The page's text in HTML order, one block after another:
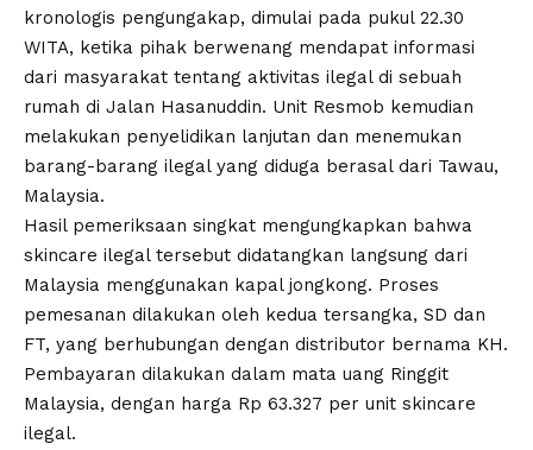
kronologis pengungakap, dimulai pada pukul 22.30
WITA, ketika pihak berwenang mendapat informasi
dari masyarakat tentang aktivitas ilegal di sebuah
rumah di Jalan Hasanuddin. Unit Resmob kemudian
melakukan penyelidikan lanjutan dan menemukan
barang-barang ilegal yang diduga berasal dari Tawau,
Malaysia.
Hasil pemeriksaan singkat mengungkapkan bahwa
skincare ilegal tersebut didatangkan langsung dari
Malaysia menggunakan kapal jongkong. Proses
pemesanan dilakukan oleh kedua tersangka, SD dan
FT, yang berhubungan dengan distributor bernama KH.
Pembayaran dilakukan dalam mata uang Ringgit
Malaysia, dengan harga Rp 63.327 per unit skincare
ilegal.